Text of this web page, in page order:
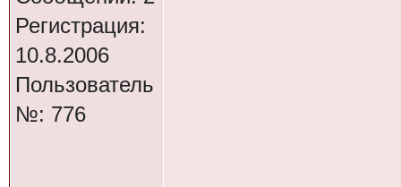
Регистрация:
10.8.2006
Пользователь
№: 776